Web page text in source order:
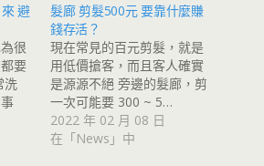
避
很
要
洗
髮廊 剪髮500元 要靠什麼賺
錢存活？
現在常見的百元剪髮，就是
用低價搶客，而且客人確實
是源源不絕 旁邊的髮廊，剪
一次可能要 300 ~ 5…
2022 年 02 月 08 日
在「News」中